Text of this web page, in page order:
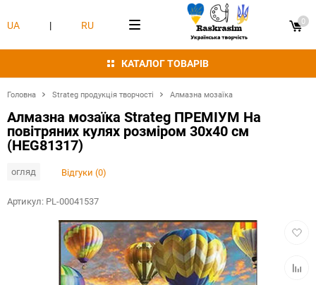
КАТАЛОГ ТОВАРІВ
UA | RU 0
Головна Strateg продукція творчості Алмазна мозаїка
Алмазна мозаїка Strateg ПРЕМІУМ На
повітряних кулях розміром 30х40 см
(HEG81317)
огляд Відгуки (0)
Артикул: PL-00041537